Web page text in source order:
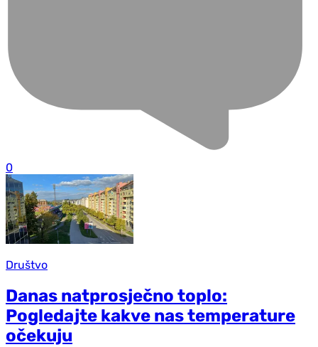
0
Društvo
Danas natprosječno toplo:
Pogledajte kakve nas temperature
očekuju